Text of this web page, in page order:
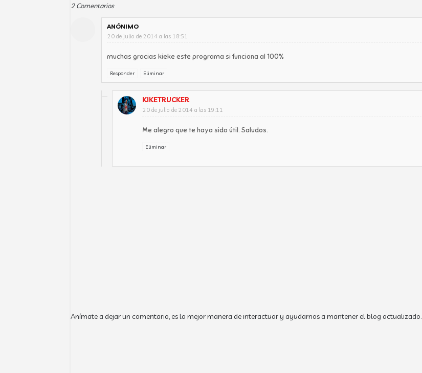
2 Comentarios
ANÓNIMO
20 de julio de 2014 a las 18:51
muchas gracias kieke este programa si funciona al 100%
Responder Eliminar
KIKETRUCKER
20 de julio de 2014 a las 19:11
Me alegro que te haya sido útil. Saludos.
Eliminar
Anímate a dejar un comentario, es la mejor manera de interactuar y ayudarnos a mantener el blog actualizado.